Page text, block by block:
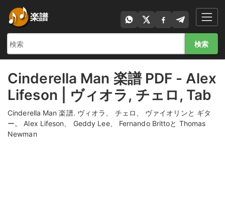
楽譜
検索
Cinderella Man 楽譜 PDF - Alex
Lifeson | ヴィオラ, チェロ, Tab
Cinderella Man 楽譜. ヴィオラ、 チェロ、 ヴァイオリンと ギタ
ー。 Alex Lifeson、 Geddy Lee、 Fernando Brittoと Thomas
Newman